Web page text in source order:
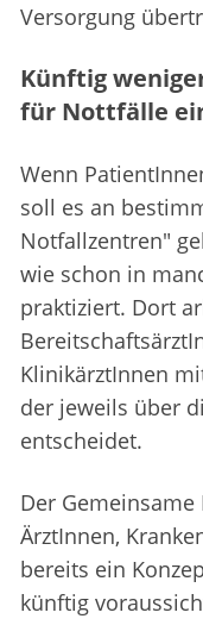
Versorgung
Künftig
für Nottfälle
Wenn
soll es an
Notfallzentren"
wie schon in
praktiziert. Dort
KlinikärztInnen
der jeweils über
entscheidet.
Der
ÄrztInnen,
bereits ein
künftig